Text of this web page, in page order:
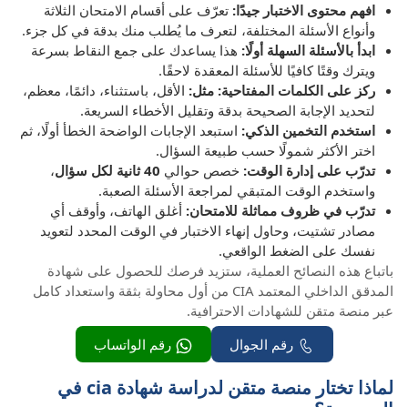
افهم محتوى الاختبار جيدًا: تعرّف على أقسام الامتحان الثلاثة
وأنواع الأسئلة المختلفة، لتعرف ما يُطلب منك بدقة في كل جزء.
ابدأ بالأسئلة السهلة أولًا: هذا يساعدك على جمع النقاط بسرعة
ويترك وقتًا كافيًا للأسئلة المعقدة لاحقًا.
ركز على الكلمات المفتاحية: مثل: الأقل، باستثناء، دائمًا، معظم،
لتحديد الإجابة الصحيحة بدقة وتقليل الأخطاء السريعة.
استخدم التخمين الذكي: استبعد الإجابات الواضحة الخطأ أولًا، ثم
اختر الأكثر شمولًا حسب طبيعة السؤال.
تدرّب على إدارة الوقت: خصص حوالي 40 ثانية لكل سؤال
،
واستخدم الوقت المتبقي لمراجعة الأسئلة الصعبة.
تدرّب في ظروف مماثلة للامتحان: أغلق الهاتف، وأوقف أي
مصادر تشتيت، وحاول إنهاء الاختبار في الوقت المحدد لتعويد
نفسك على الضغط الواقعي.
باتباع هذه النصائح العملية، ستزيد فرصك للحصول على شهادة
المدقق الداخلي المعتمد CIA من أول محاولة بثقة واستعداد كامل
عبر منصة متقن للشهادات الاحترافية.
رقم الجوال
رقم الواتساب
لماذا تختار منصة متقن لدراسة شهادة cia في